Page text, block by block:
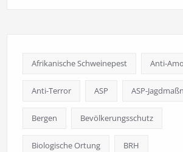
Afrikanische Schweinepest Anti-
Anti-Terror ASP ASP-
Bergen Bevölkerungsschutz
Biologische Ortung BRH